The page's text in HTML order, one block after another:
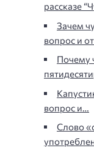
рассказе
Зачем
вопрос и
Почему
вопрос и…
Слово